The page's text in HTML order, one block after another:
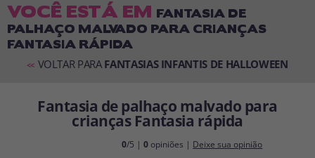
Lembrar-me Esqueceu sua senha?
ENTRAR
É a minha primeira vez
Sou novo
VOCÊ ESTÁ EM FANTASIA DE
PALHAÇO MALVADO PARA CRIANÇAS
FANTASIA RÁPIDA
<< VOLTAR PARA FANTASIAS INFANTIS DE HALLOWEEN
Fantasia de palhaço malvado para
crianças Fantasia rápida
0/5 |0 opiniões | Deixe sua opinião